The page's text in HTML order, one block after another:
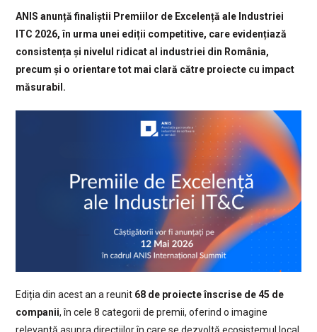
ANIS anunță finaliștii Premiilor de Excelență ale Industriei
ITC 2026, în urma unei ediții competitive, care evidențiază
consistența și nivelul ridicat al industriei din România,
precum și o orientare tot mai clară către proiecte cu impact
măsurabil.
Ediția din acest an a reunit 68 de proiecte înscrise de 45 de
companii, în cele 8 categorii de premii, oferind o imagine